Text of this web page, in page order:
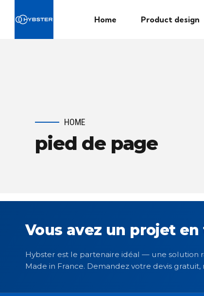
Home Product design
HOME
pied de page
Vous avez un projet
Hybster est le partenaire idéal — une solution
Made in France. Demandez votre devis gratuit,